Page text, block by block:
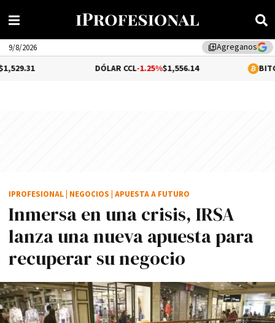
library_addAgreganos
9/8/2026
-1.25%$1,556.14 -0.07%
Inmersa en una crisis, IRSA
lanza una nueva apuesta para
recuperar su negocio
IPROFESIONAL NEGOCIOS APUESTA A FUTURO